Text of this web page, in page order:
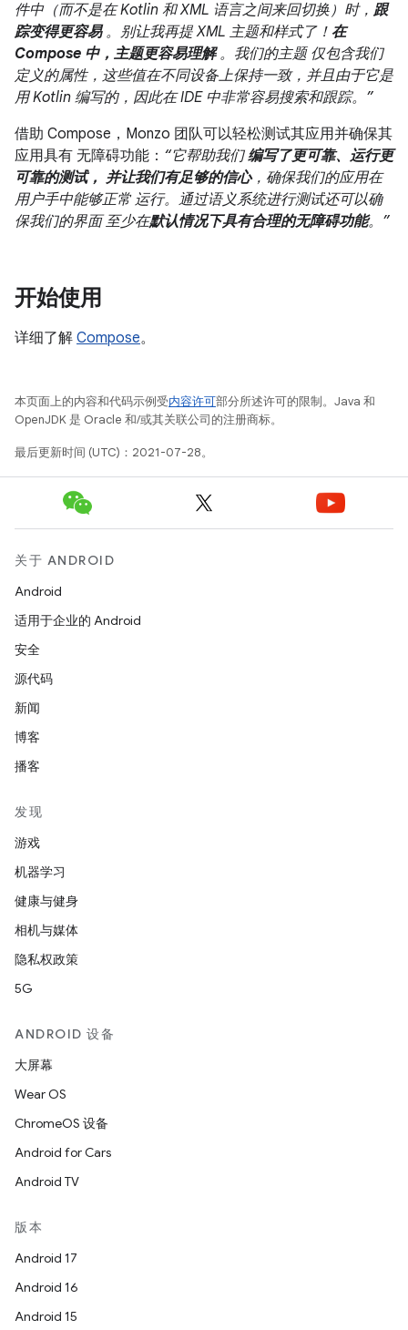
件中（而不是在 Kotlin 和 XML 语言之间来回切换）时， 跟
踪变得更容易。别让我再提 XML 主题和样式了！ 在
Compose 中，主题更容易理解。我们的主题 仅包含我们
定义的属性，这些值在不同设备上保持一致，并且由于它是
用 Kotlin 编写的，因此在 IDE 中非常容易搜索和跟踪。”
借助 Compose，Monzo 团队可以轻松测试其应用并确保其
应用具有 无障碍功能： “它帮助我们编写了更可靠、运行更
可靠的测试， 并让我们有足够的信心，确保我们的应用在
用户手中能够正常 运行。通过语义系统进行测试还可以确
保我们的界面 至少在默认情况下具有合理的无障碍功能。”
开始使用
详细了解 Compose。
本页面上的内容和代码示例受内容许可部分所述许可的限制。Java 和
OpenJDK 是 Oracle 和/或其关联公司的注册商标。
最后更新时间 (UTC)：2021-07-28。
关于 ANDROID
Android
适用于企业的 Android
安全
源代码
新闻
博客
播客
发现
游戏
机器学习
健康与健身
相机与媒体
隐私权政策
5G
ANDROID 设备
大屏幕
Wear OS
ChromeOS 设备
Android for Cars
Android TV
版本
Android 17
Android 16
Android 15